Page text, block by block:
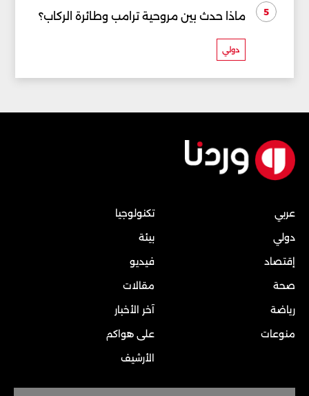
5 ماذا حدث بين مروحية ترامب وطائرة الركاب؟
دولي
عربي
دولي
إقتصاد
صحة
رياضة
منوعات
تكنولوجيا
بيئة
فيديو
مقالات
آخر الأخبار
على هواكم
الأرشيف